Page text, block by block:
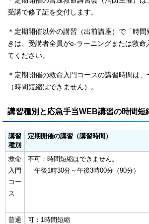
受講で修了証を交付します。
＊定期開催以外の講習（出前講座）で「時間
きは、受講者全員がe-ラーニングまたは救命
てください。
＊定期開催の救命入門コースの講習時間は
（時間短縮はできません）。
講習種別と応急手当WEB講習の時間短
講習
種別
定期開催の講習 （講習時間）
救命
入門
コー
ス
不可：時間短縮はできません。
午後1時30分～午後3時00分（90分）
普通
可：1時間短縮